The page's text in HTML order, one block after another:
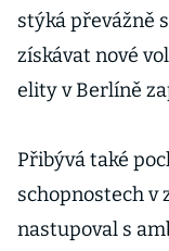
stýká převážně
získávat nové
elity v Berlíně
Přibývá také
schopnostech v
nastupoval s